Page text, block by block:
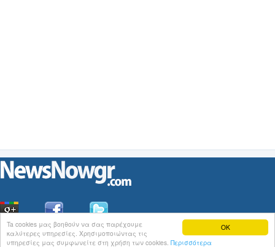
OK
Ta cookies μας βοηθούν να σας παρέχουμε
καλύτερες υπηρεσίες. Χρησιμοποιώντας τις
υπηρεσίες μας συμφωνείτε στη χρήση των cookies. Περισσότερα
ΟιΕιδήσεις του NewsNowgr.com στοiNews